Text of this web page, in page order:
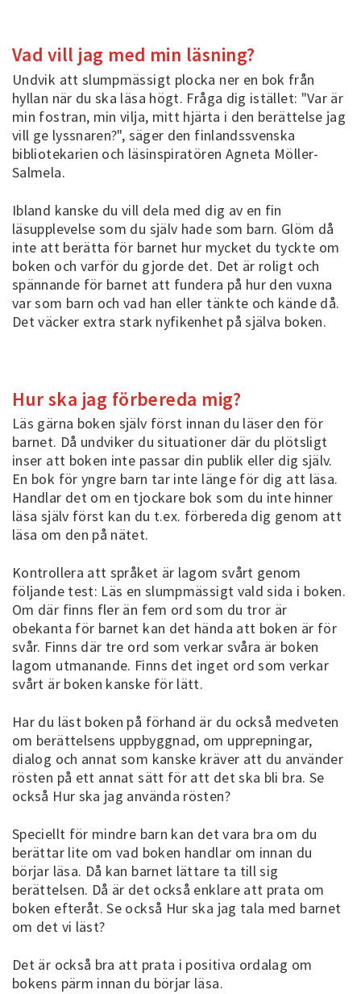
Vad vill jag med min läsning?
Undvik att slumpmässigt plocka ner en bok från
hyllan när du ska läsa högt. Fråga dig istället: "Var är
min fostran, min vilja, mitt hjärta i den berättelse jag
vill ge lyssnaren?", säger den finlandssvenska
bibliotekarien och läsinspiratören Agneta Möller-
Salmela.
Ibland kanske du vill dela med dig av en fin
läsupplevelse som du själv hade som barn. Glöm då
inte att berätta för barnet hur mycket du tyckte om
boken och varför du gjorde det. Det är roligt och
spännande för barnet att fundera på hur den vuxna
var som barn och vad han eller tänkte och kände då.
Det väcker extra stark nyfikenhet på själva boken.
Hur ska jag förbereda mig?
Läs gärna boken själv först innan du läser den för
barnet. Då undviker du situationer där du plötsligt
inser att boken inte passar din publik eller dig själv.
En bok för yngre barn tar inte länge för dig att läsa.
Handlar det om en tjockare bok som du inte hinner
läsa själv först kan du t.ex. förbereda dig genom att
läsa om den på nätet.
Kontrollera att språket är lagom svårt genom
följande test: Läs en slumpmässigt vald sida i boken.
Om där finns fler än fem ord som du tror är
obekanta för barnet kan det hända att boken är för
svår. Finns där tre ord som verkar svåra är boken
lagom utmanande. Finns det inget ord som verkar
svårt är boken kanske för lätt.
Har du läst boken på förhand är du också medveten
om berättelsens uppbyggnad, om upprepningar,
dialog och annat som kanske kräver att du använder
rösten på ett annat sätt för att det ska bli bra. Se
också Hur ska jag använda rösten?
Speciellt för mindre barn kan det vara bra om du
berättar lite om vad boken handlar om innan du
börjar läsa. Då kan barnet lättare ta till sig
berättelsen. Då är det också enklare att prata om
boken efteråt. Se också Hur ska jag tala med barnet
om det vi läst?
Det är också bra att prata i positiva ordalag om
bokens pärm innan du börjar läsa.